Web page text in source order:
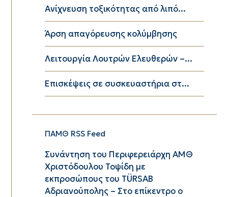
Ανίχνευση τοξικότητας από λιπό...
Άρση απαγόρευσης κολύμβησης
Λειτουργία Λουτρών Ελευθερών –...
Επισκέψεις σε συσκευαστήρια στ...
ΠΑΜΘ RSS Feed
Συνάντηση του Περιφερειάρχη ΑΜΘ
Χριστόδουλου Τοψίδη με
εκπροσώπους του TÜRSAB
Αδριανούπολης – Στο επίκεντρο ο